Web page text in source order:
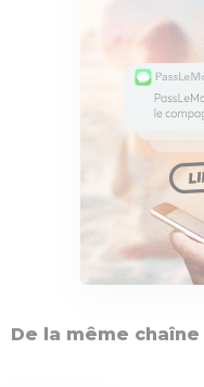
De la même chaîne